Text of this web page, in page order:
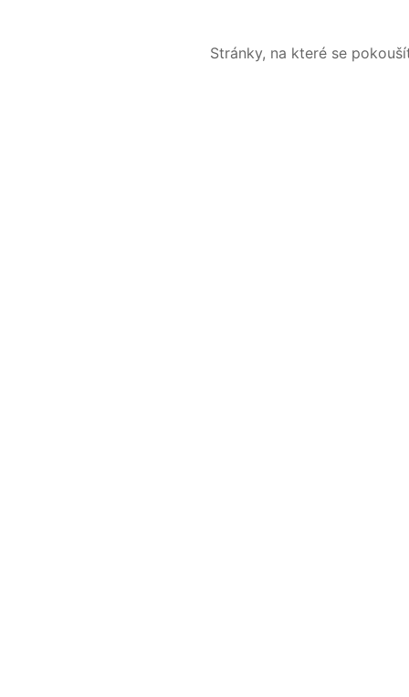
Stránky, na které se